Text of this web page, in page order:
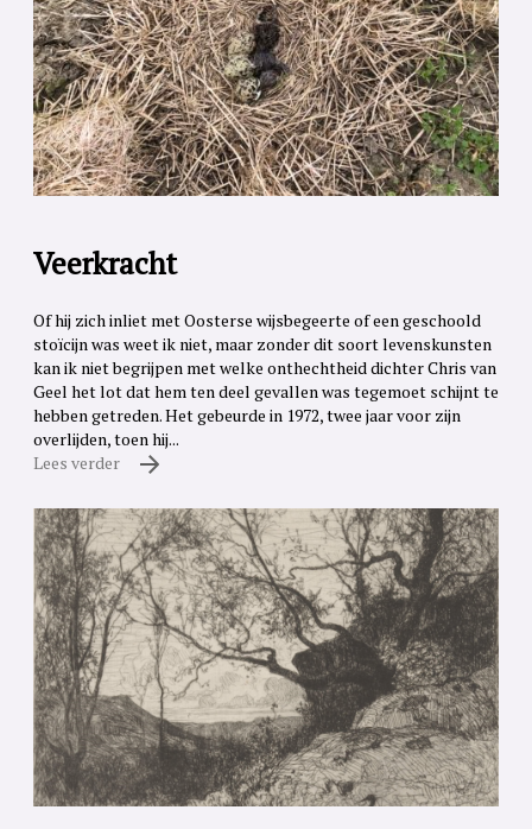
Veerkracht
Of hij zich inliet met Oosterse wijsbegeerte of een geschoold
stoïcijn was weet ik niet, maar zonder dit soort levenskunsten
kan ik niet begrijpen met welke onthechtheid dichter Chris van
Geel het lot dat hem ten deel gevallen was tegemoet schijnt te
hebben getreden. Het gebeurde in 1972, twee jaar voor zijn
overlijden, toen hij...
Lees verder